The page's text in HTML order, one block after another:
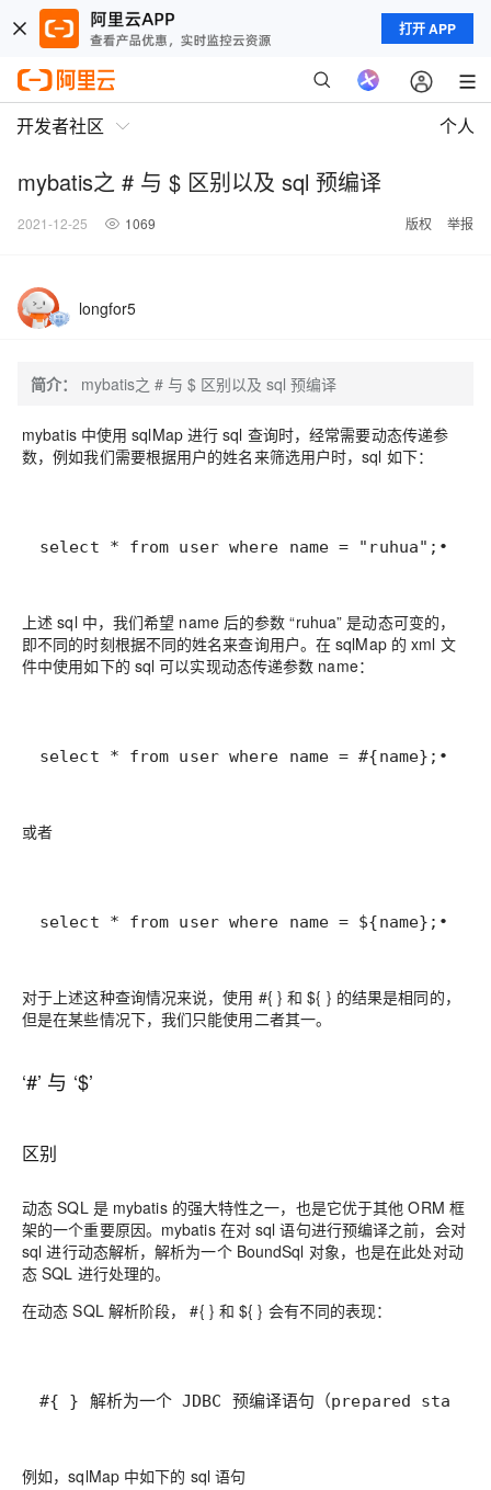
打开 APP
开发者社区 个人
mybatis之 # 与 $ 区别以及 sql 预编译
2021-12-25 1069 版权 举报
longfor5
简介： mybatis之 # 与 $ 区别以及 sql 预编译
mybatis 中使用 sqlMap 进行 sql 查询时，经常需要动态传递参
数，例如我们需要根据用户的姓名来筛选用户时，sql 如下：
select * from user where name = "ruhua";• 1
上述 sql 中，我们希望 name 后的参数 “ruhua” 是动态可变的，
即不同的时刻根据不同的姓名来查询用户。在 sqlMap 的 xml 文
件中使用如下的 sql 可以实现动态传递参数 name：
select * from user where name = #{name};• 1
或者
select * from user where name = ${name};• 1
对于上述这种查询情况来说，使用 #{ } 和 ${ } 的结果是相同的，
但是在某些情况下，我们只能使用二者其一。
‘#’ 与 ‘$’
区别
动态 SQL 是 mybatis 的强大特性之一，也是它优于其他 ORM 框
架的一个重要原因。mybatis 在对 sql 语句进行预编译之前，会对
sql 进行动态解析，解析为一个 BoundSql 对象，也是在此处对动
态 SQL 进行处理的。
在动态 SQL 解析阶段， #{ } 和 ${ } 会有不同的表现：
#{ } 解析为一个 JDBC 预编译语句（prepared
例如，sqlMap 中如下的 sql 语句